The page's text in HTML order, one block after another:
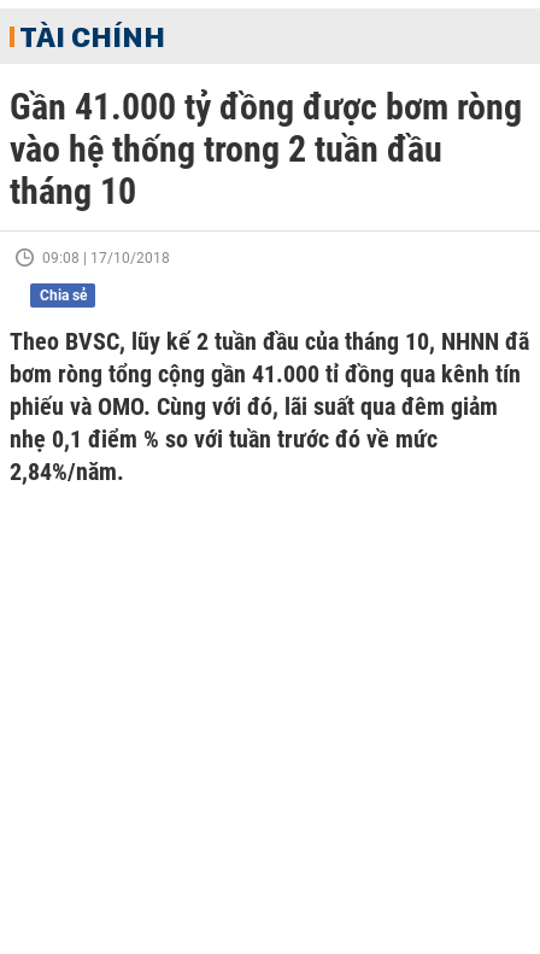
TÀI CHÍNH
Gần 41.000 tỷ đồng được bơm ròng
vào hệ thống trong 2 tuần đầu
tháng 10
09:08 | 17/10/2018
Chia sẻ
Theo BVSC, lũy kế 2 tuần đầu của tháng 10, NHNN đã
bơm ròng tổng cộng gần 41.000 tỉ đồng qua kênh tín
phiếu và OMO. Cùng với đó, lãi suất qua đêm giảm
nhẹ 0,1 điểm % so với tuần trước đó về mức
2,84%/năm.